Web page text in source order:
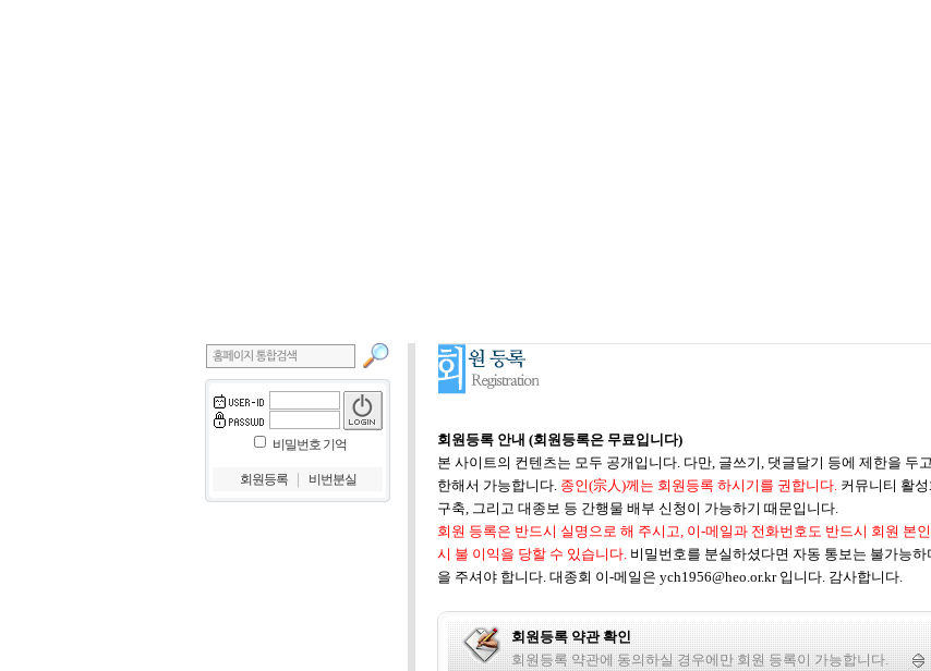
비밀번호 기억
회원등록 비번분실
회원등록 안내 (회원등록은 무료입니다)
본 사이트의 컨텐츠는 모두 공개입니다. 다만, 글쓰기, 댓글달기 등에 제한을 두
한해서 가능합니다. 종인(宗人)께는 회원등록 하시기를 권합니다. 커뮤니티 활
구축, 그리고 대종보 등 간행물 배부 신청이 가능하기 때문입니다.
회원 등록은 반드시 실명으로 해 주시고, 이-메일과 전화번호도 반드시 회원 본
시 불 이익을 당할 수 있습니다. 비밀번호를 분실하셨다면 자동 통보는 불가능
을 주셔야 합니다. 대종회 이-메일은 ych1956@heo.or.kr 입니다. 감사합니다.
회원등록 약관 확인
회원등록 약관에 동의하실 경우에만 회원 등록이 가능합니다.